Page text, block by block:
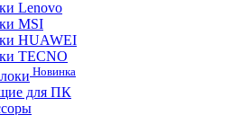
Lenovo
MSI
HUAWEI
TECNO
Новинка
для ПК